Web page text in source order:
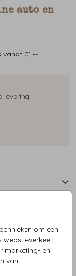
om een
websiteverkeer
marketing- en
van
auto en
vanaf €1,--
levering